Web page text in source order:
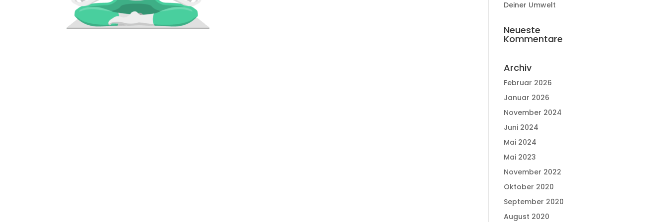
Deiner Umwelt
Neueste
Kommentare
Archiv
Februar 2026
Januar 2026
November 2024
Juni 2024
Mai 2024
Mai 2023
November 2022
Oktober 2020
September 2020
August 2020